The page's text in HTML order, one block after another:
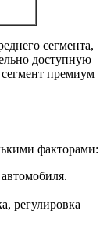
сегмента,
доступную
премиум
факторами:
регулировка